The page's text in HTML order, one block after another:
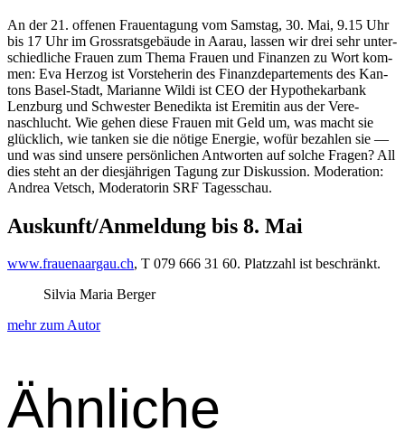
An der 21. offe­nen Frauen­ta­gung vom Sam­stag, 30. Mai, 9.15 Uhr
bis 17 Uhr im Gross­rats­ge­bäude in Aarau, lassen wir drei sehr unter­
schiedliche Frauen zum The­ma Frauen und Finanzen zu Wort kom­
men: Eva Her­zog ist Vorste­herin des Finanzde­parte­ments des Kan­
tons Basel-Stadt, Mar­i­anne Wil­di ist CEO der Hypothekar­bank
Lenzburg und Schwest­er Benedik­ta ist Eremitin aus der Ver­e­
naschlucht. Wie gehen diese Frauen mit Geld um, was macht sie
glück­lich, wie tanken sie die nötige Energie, wofür bezahlen sie —
und was sind unsere per­sön­lichen Antworten auf solche Fra­gen? All
dies ste­ht an der diesjähri­gen Tagung zur Diskus­sion. Mod­er­a­tion:
Andrea Vetsch, Mod­er­a­torin SRF Tagess­chau.
Auskunft/Anmeldung bis 8. Mai
www.frauenaargau.ch, T 079 666 31 60. Platz­zahl ist beschränkt.
Silvia Maria Berger
mehr zum Autor
Ähnliche